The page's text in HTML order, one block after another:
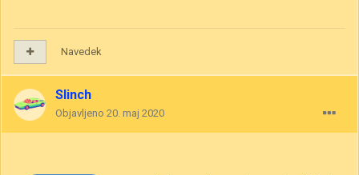
Navedek
Slinch
Objavljeno 20. maj 2020